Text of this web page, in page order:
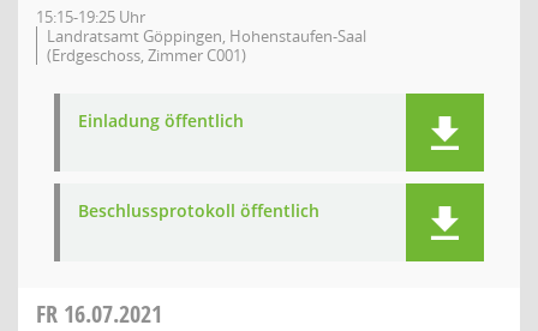
15:15-19:25 Uhr
Landratsamt Göppingen, Hohenstaufen-Saal
(Erdgeschoss, Zimmer C001)
Einladung öffentlich
Beschlussprotokoll öffentlich
FR 16.07.2021